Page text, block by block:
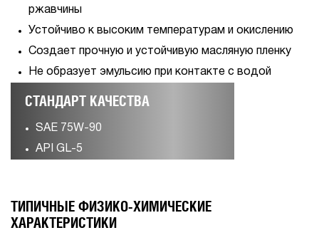
ржавчины
Устойчиво к высоким температурам и окислению
Создает прочную и устойчивую масляную пленку
Не образует эмульсию при контакте с водой
СТАНДАРТ КАЧЕСТВА
SAE 75W-90
API GL-5
ТИПИЧНЫЕ ФИЗИКО-ХИМИЧЕСКИЕ
ХАРАКТЕРИСТИКИ